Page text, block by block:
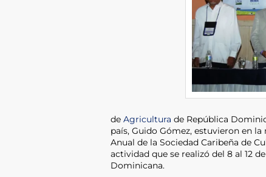
de Agricultura de República
país, Guido Gómez, estuvieron en
Anual de la Sociedad Caribeña de
actividad que se realizó del 8 al 12
Dominicana.